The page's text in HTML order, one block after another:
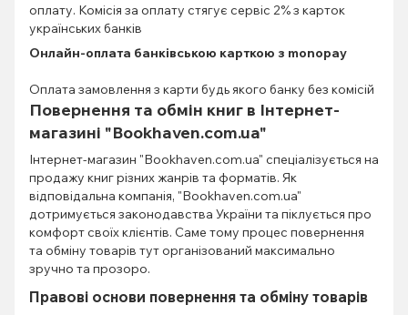
оплату. Комісія за оплату стягує сервіс 2% з карток
українських банків
Онлайн-оплата банківською карткою з monopay
Оплата замовлення з карти будь якого банку без комісій
Повернення та обмін книг в Інтернет-
магазині "Bookhaven.com.ua"
Інтернет-магазин "Bookhaven.com.ua" спеціалізується на
продажу книг різних жанрів та форматів. Як
відповідальна компанія, "Bookhaven.com.ua"
дотримується законодавства України та піклується про
комфорт своїх клієнтів. Саме тому процес повернення
та обміну товарів тут організований максимально
зручно та прозоро.
Правові основи повернення та обміну товарів